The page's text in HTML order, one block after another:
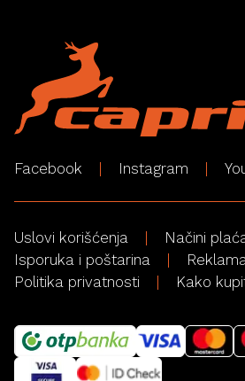
Facebook Instagram
Uslovi korišćenja
Načini
Isporuka i poštarina
Politika privatnosti
Kako